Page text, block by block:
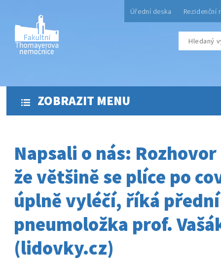
Úřední deska Rezidenční
ZOBRAZIT MENU
Napsali o nás:
že většině se plíce po
úplně vyléčí, říká
pneumoložka prof.
(lidovky.cz)